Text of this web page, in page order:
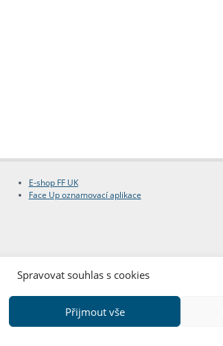
Spravovat souhlas s cookies
Přijmout vše
E-shop FF UK
Face Up oznamovací aplikace